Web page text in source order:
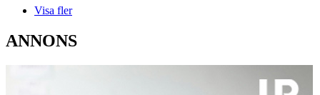
Visa fler
ANNONS